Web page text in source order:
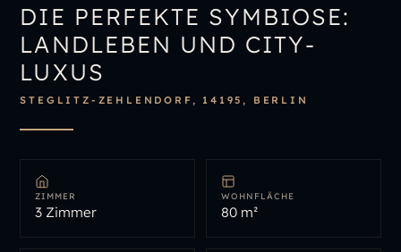
DIE PERFEKTE SYMBIOSE:
LANDLEBEN UND CITY-
LUXUS
STEGLITZ-ZEHLENDORF, 14195, BERLIN
ZIMMER
3 Zimmer
WOHNFLÄCHE
80 m²